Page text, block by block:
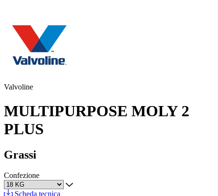
Valvoline
MULTIPURPOSE MOLY 2
PLUS
Grassi
Confezione
Scheda tecnica